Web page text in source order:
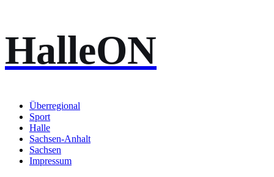
Inhalt
springen
HalleON
Überregional
Sport
Halle
Sachsen-Anhalt
Sachsen
Impressum